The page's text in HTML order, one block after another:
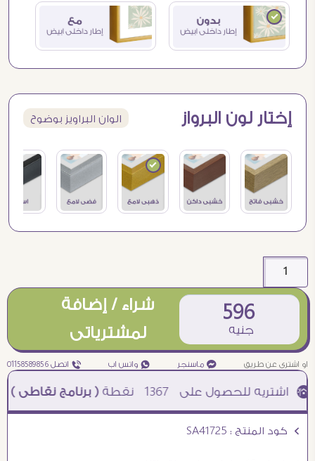
إختار لون البرواز الوان البراويز بوضوح
596
جنيه
شراء / إضافة
لمشترياتى
او اشترى عن طريق ¥ ماسنجر ₧ واتس اب ƒ اتصل 01158589856
1367 نقطة( برنامج نقاطى )à خصم 5% للعملاء الجدد à شحن مجانى عند الشراء ب 4000 جنيه à
Ö كود المنتج : SA41725